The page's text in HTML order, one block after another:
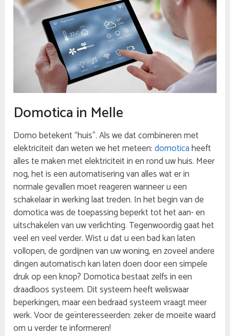
Domotica in Melle
Domo betekent “huis”. Als we dat combineren met
elektriciteit dan weten we het meteen:domoticaheeft
alles te maken met elektriciteit in en rond uw huis. Meer
nog, het is een automatisering van alles wat er in
normale gevallen moet reageren wanneer u een
schakelaar in werking laat treden. In het begin van de
domotica was de toepassing beperkt tot het aan- en
uitschakelen van uw verlichting. Tegenwoordig gaat het
veel en veel verder. Wist u dat u een bad kan laten
vollopen, de gordijnen van uw woning, en zoveel andere
dingen automatisch kan laten doen door een simpele
druk op een knop? Domotica bestaat zelfs in een
draadloos systeem. Dit systeem heeft weliswaar
beperkingen, maar een bedraad systeem vraagt meer
werk. Voor de geïnteresseerden: zeker de moeite waard
om u verder te informeren!